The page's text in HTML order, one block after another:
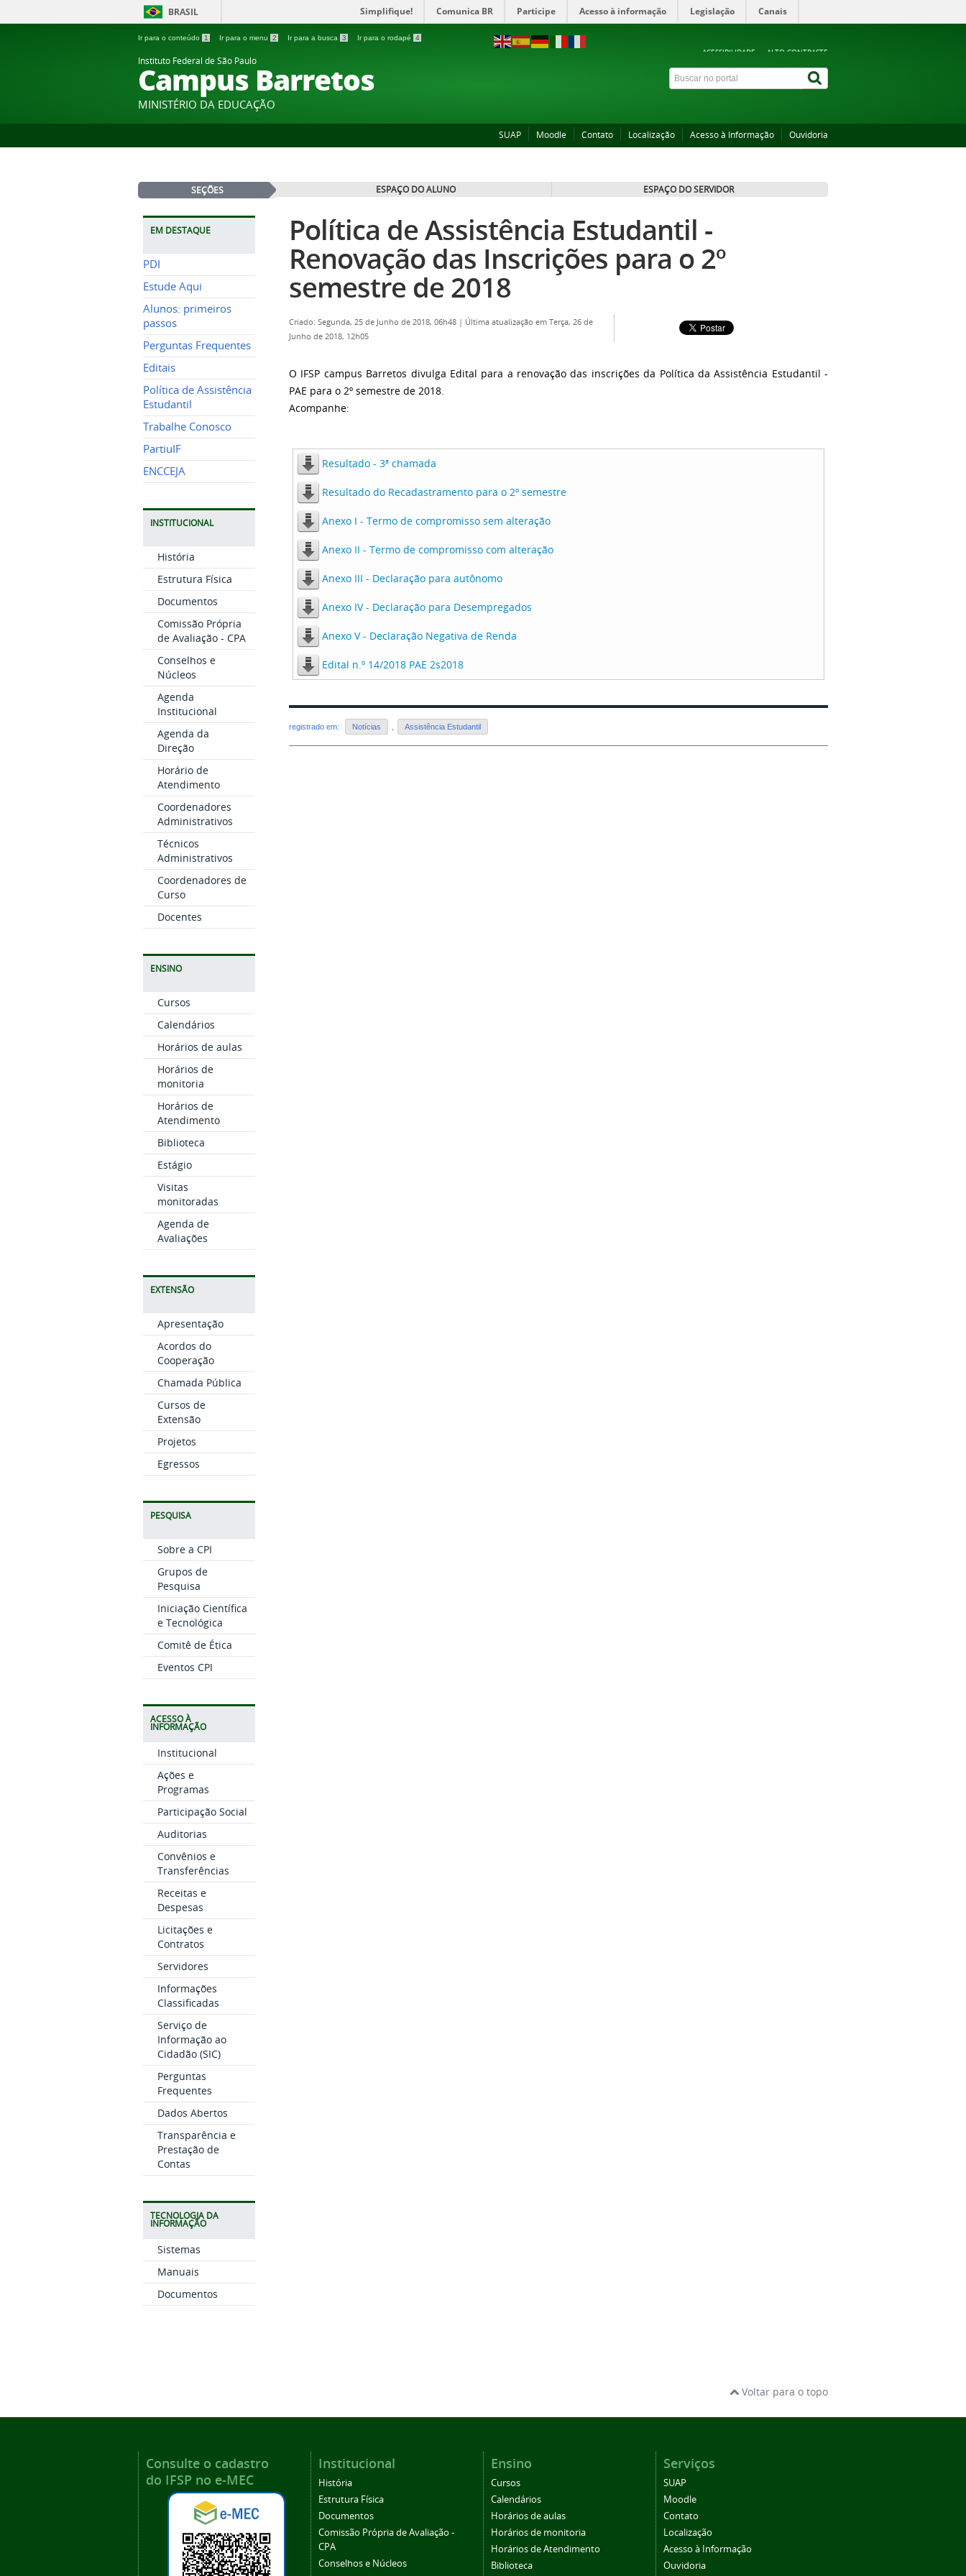
BRASIL Simplifique! Comunica BR Participe Acesso à informação Legislação Canais
Ir para o conteúdo 1 Ir para o menu 2 Ir para a busca 3 Ir para o rodapé 4
ACESSIBILIDADE ALTO CONTRASTE
Instituto Federal de São Paulo
Campus Barretos
MINISTÉRIO DA EDUCAÇÃO
SUAP Moodle Contato Localização Acesso à Informação Ouvidoria
SEÇÕES ESPAÇO DO ALUNO ESPAÇO DO SERVIDOR
EM DESTAQUE
PDI
Estude Aqui
Alunos: primeiros
passos
Perguntas Frequentes
Editais
Política de Assistência
Estudantil
Trabalhe Conosco
PartiuIF
ENCCEJA
INSTITUCIONAL
História
Estrutura Física
Documentos
Comissão Própria
de Avaliação - CPA
Conselhos e
Núcleos
Agenda
Institucional
Agenda da
Direção
Horário de
Atendimento
Coordenadores
Administrativos
Técnicos
Administrativos
Coordenadores de
Curso
Docentes
ENSINO
Cursos
Calendários
Horários de aulas
Horários de
monitoria
Horários de
Atendimento
Biblioteca
Estágio
Visitas
monitoradas
Agenda de
Avaliações
EXTENSÃO
Apresentação
Acordos do
Cooperação
Chamada Pública
Cursos de
Extensão
Projetos
Egressos
PESQUISA
Sobre a CPI
Grupos de
Pesquisa
Iniciação Científica
e Tecnológica
Comitê de Ética
Eventos CPI
ACESSO À
INFORMAÇÃO
Institucional
Ações e
Programas
Participação Social
Auditorias
Convênios e
Transferências
Receitas e
Despesas
Licitações e
Contratos
Servidores
Informações
Classificadas
Serviço de
Informação ao
Cidadão (SIC)
Perguntas
Frequentes
Dados Abertos
Transparência e
Prestação de
Contas
TECNOLOGIA DA
INFORMAÇÃO
Sistemas
Manuais
Documentos
Política de Assistência Estudantil -
Renovação das Inscrições para o 2º
semestre de 2018
Criado: Segunda, 25 de Junho de 2018, 06h48 | Última atualização em Terça, 26 de
Junho de 2018, 12h05
O IFSP campus Barretos divulga Edital para a renovação das inscrições da Política da Assistência Estudantil -
PAE para o 2º semestre de 2018.
Acompanhe:
Resultado - 3ª chamada
Resultado do Recadastramento para o 2º semestre
Anexo I - Termo de compromisso sem alteração
Anexo II - Termo de compromisso com alteração
Anexo III - Declaração para autônomo
Anexo IV - Declaração para Desempregados
Anexo V - Declaração Negativa de Renda
Edital n.º 14/2018 PAE 2s2018
registrado em: Notícias Assistência Estudantil
Voltar para o topo
Consulte o cadastro
do IFSP no e-MEC
Institucional
História
Estrutura Física
Documentos
Comissão Própria de Avaliação -
CPA
Conselhos e Núcleos
Ensino
Cursos
Calendários
Horários de aulas
Horários de monitoria
Horários de Atendimento
Biblioteca
Serviços
SUAP
Moodle
Contato
Localização
Acesso à Informação
Ouvidoria